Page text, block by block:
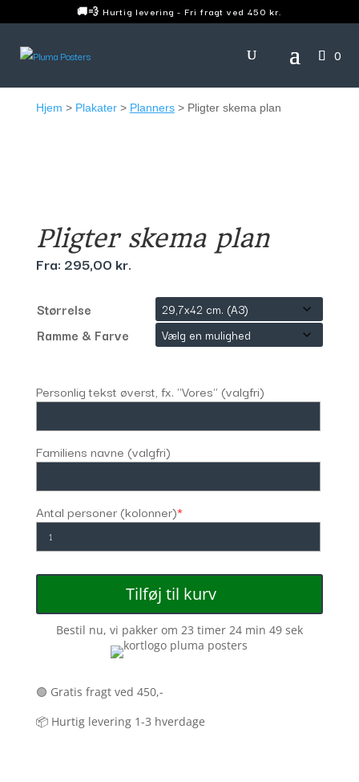
🚚💨 Hurtig levering - Fri fragt ved 450 kr.
0
Hjem > Plakater> Planners> Pligter skema plan
Pligter skema plan
Fra: 295,00 kr.
Størrelse
Ramme & Farve
Personlig tekst øverst, fx. "Vores" (valgfri)
Familiens navne (valgfri)
Antal personer (kolonner)*
Tilføj til kurv
Bestil nu, vi pakker om 23 timer 24 min 49 sek
🟢 Gratis fragt ved 450,-
📦 Hurtig levering 1-3 hverdage